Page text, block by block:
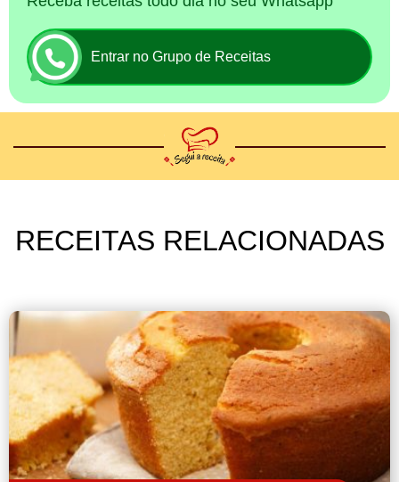
Entrar no Grupo de Receitas
RECEITAS RELACIONADAS